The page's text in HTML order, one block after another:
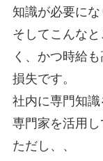
知識が必要にな
そしてこんな
く、かつ時給
損失です。
社内に専門知識
専門家を活用し
ただし、、